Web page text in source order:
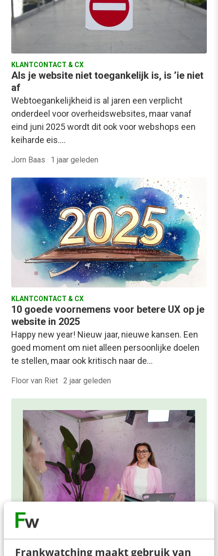
Frankwatching maakt gebruik van
KLANTCONTACT & CX
Als je website niet toegankelijk is, is ’ie niet
af
Webtoegankelijkheid is al jaren een verplicht
onderdeel voor overheidswebsites, maar vanaf
eind juni 2025 wordt dit ook voor webshops een
keiharde eis.…
Jorn Baas · 1 jaar geleden
KLANTCONTACT & CX
10 goede voornemens voor betere UX op je
website in 2025
Happy new year! Nieuw jaar, nieuwe kansen. Een
goed moment om niet alleen persoonlijke doelen
te stellen, maar ook kritisch naar de…
Floor van Riet · 2 jaar geleden
ONLINE MASTERCLASS